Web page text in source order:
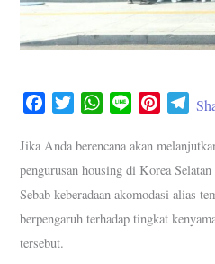
c
e
b
k
i
t
t
e
W
a
t
s
n
e
n
t
e
T
l
e
g
a
Jika Anda berencana akan
pengurusan housing di Korea
Sebab keberadaan akomodasi alias
berpengaruh terhadap tingkat
tersebut.